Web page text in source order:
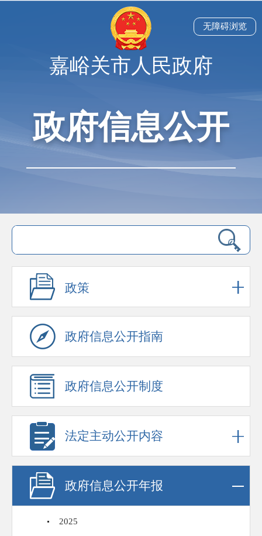
嘉峪关市人民政府
政府信息公开
无障碍浏览
政策
政府信息公开指南
政府信息公开制度
法定主动公开内容
政府信息公开年报
2025